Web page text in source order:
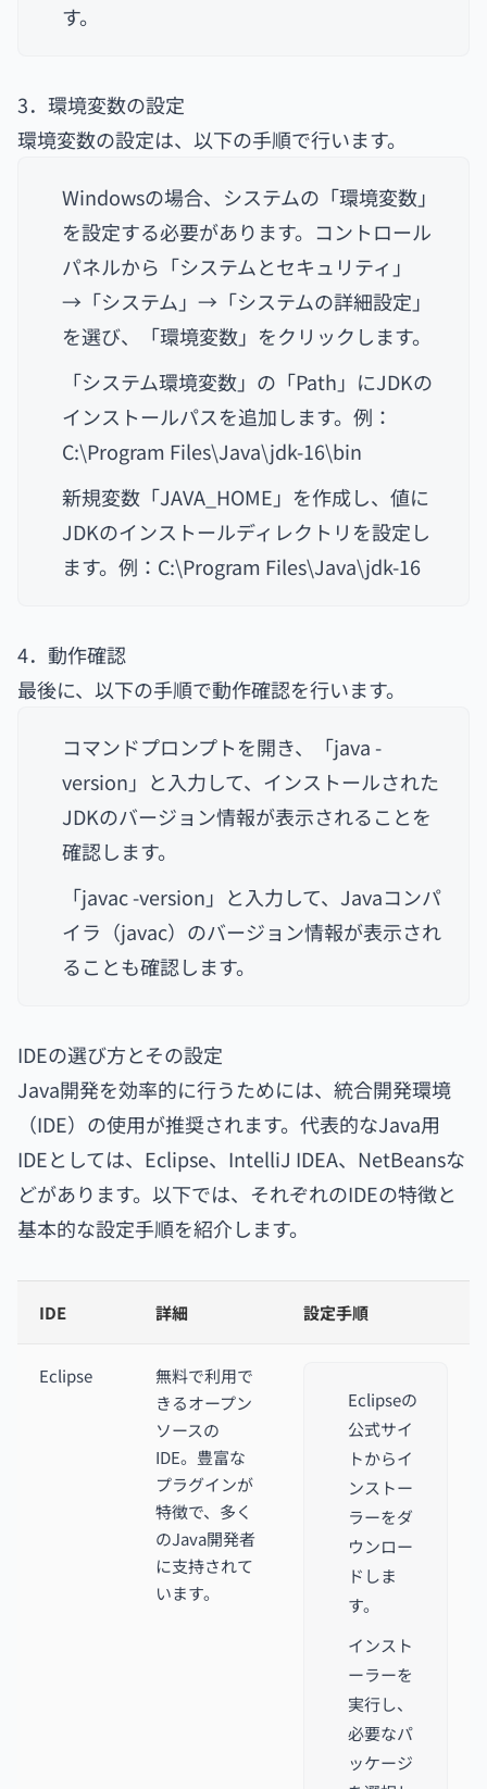
す。
3．環境変数の設定
環境変数の設定は、以下の手順で行います。
Windowsの場合、システムの「環境変数」
を設定する必要があります。コントロール
パネルから「システムとセキュリティ」
→「システム」→「システムの詳細設定」
を選び、「環境変数」をクリックします。
「システム環境変数」の「Path」にJDKの
インストールパスを追加します。例：
C:\Program Files\Java\jdk-16\bin
新規変数「JAVA_HOME」を作成し、値に
JDKのインストールディレクトリを設定し
ます。例：C:\Program Files\Java\jdk-16
4．動作確認
最後に、以下の手順で動作確認を行います。
コマンドプロンプトを開き、「java -
version」と入力して、インストールされた
JDKのバージョン情報が表示されることを
確認します。
「javac -version」と入力して、Javaコンパ
イラ（javac）のバージョン情報が表示され
ることも確認します。
IDEの選び方とその設定
Java開発を効率的に行うためには、統合開発環境
（IDE）の使用が推奨されます。代表的なJava用
IDEとしては、Eclipse、IntelliJ IDEA、NetBeansな
どがあります。以下では、それぞれのIDEの特徴と
基本的な設定手順を紹介します。
IDE 詳細 設定手順
Eclipse
無料で利用で
きるオープン
ソースの
IDE。豊富な
プラグインが
特徴で、多く
のJava開発者
に支持されて
います。
Eclipseの
公式サイ
トからイ
ンストー
ラーをダ
ウンロー
ドしま
す。
インスト
ーラーを
実行し、
必要なパ
ッケージ